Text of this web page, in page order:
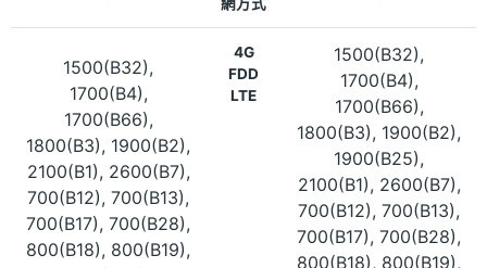
1500(B32),
1700(B4),
1700(B66),
1800(B3), 1900(B2),
2100(B1), 2600(B7),
700(B12), 700(B13),
700(B17), 700(B28),
800(B18), 800(B19),
4G
FDD
LTE
1500(B32),
1700(B4),
1700(B66),
1800(B3), 1900(B2),
1900(B25),
2100(B1), 2600(B7),
700(B12), 700(B13),
700(B17), 700(B28),
800(B18), 800(B19),